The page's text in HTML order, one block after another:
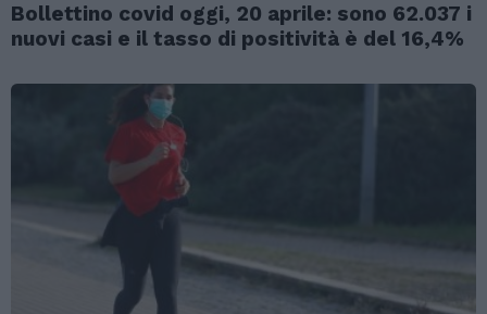
Bollettino covid oggi, 20 aprile: sono 62.037 i
nuovi casi e il tasso di positività è del 16,4%